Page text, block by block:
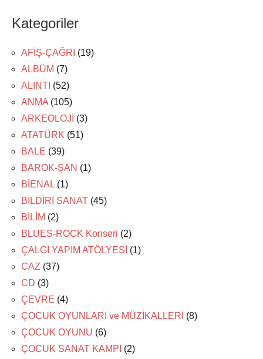
Kategoriler
AFİŞ-ÇAĞRI (19)
ALBÜM (7)
ALINTI (52)
ANMA (105)
ARKEOLOJİ (3)
ATATÜRK (51)
BALE (39)
BAROK-ŞAN (1)
BİENAL (1)
BİLDİRİ SANAT (45)
BİLİM (2)
BLUES-ROCK Konseri (2)
ÇALGI YAPIM ATÖLYESİ (1)
CAZ (37)
CD (3)
ÇEVRE (4)
ÇOCUK OYUNLARI ve MÜZİKALLERİ (8)
ÇOCUK OYUNU (6)
ÇOCUK SANAT KAMPI (2)